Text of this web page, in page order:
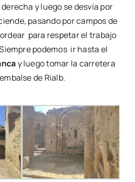
y luego se desvía por
pasando por campos de
para respetar el trabajo
podemos ir hasta el
y luego tomar la carretera
de Rialb.